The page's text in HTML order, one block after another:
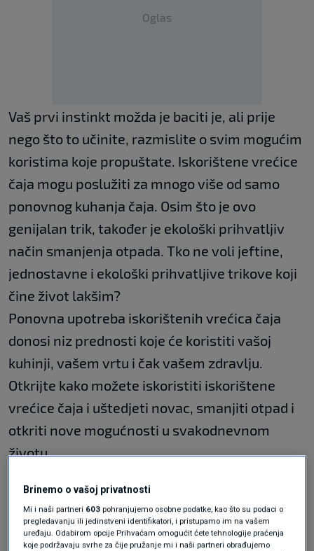
Oglas
Vaš prvi instinkt možda je baciti je, ali prije
nego što to učinite, razmislite o svim mogućim
koristima koje propuštate. Iskorištene vrećice
čaja mogu poslužiti za mnogo više od samo
ponovnog kuhanja čaja. Osim što je ovo
genijalan trik, također je ekološki prihvatljiv
način smanjenja otpada. Tko ne voli jeftine,
jednostavne i ekološki prihvatljive trikove koji
čine život lakšim?
Ponovna upotreba iskorištenih vrećica čaja
donosi niz prednosti koje će koristiti vašoj
kuhinji, vašem vrtu i čak vašem zdravlju.
Otkrijte kako možete iskoristiti iskorištene
vrećice čaja i uštedjeti novac, smanjiti otpad i
otkriti nove mogućnosti u svakodnevnom
životu.
Neutralizirajte mirise: Otvorite iskorištenu
vrećicu čaja i ostavite da se listovi čaja osuše.
Rasprostrite osušene listove na smrdljivim
Brinemo o vašoj privatnosti
Mi i naši partneri 603 pohranjujemo osobne podatke, kao što su podaci o
pregledavanju ili jedinstveni identifikatori, i pristupamo im na vašem
uređaju. Odabirom opcije Prihvaćam omogućit ćete tehnologije praćenja
koje podržavaju svrhe za čije pružanje mi i naši partneri obrađujemo